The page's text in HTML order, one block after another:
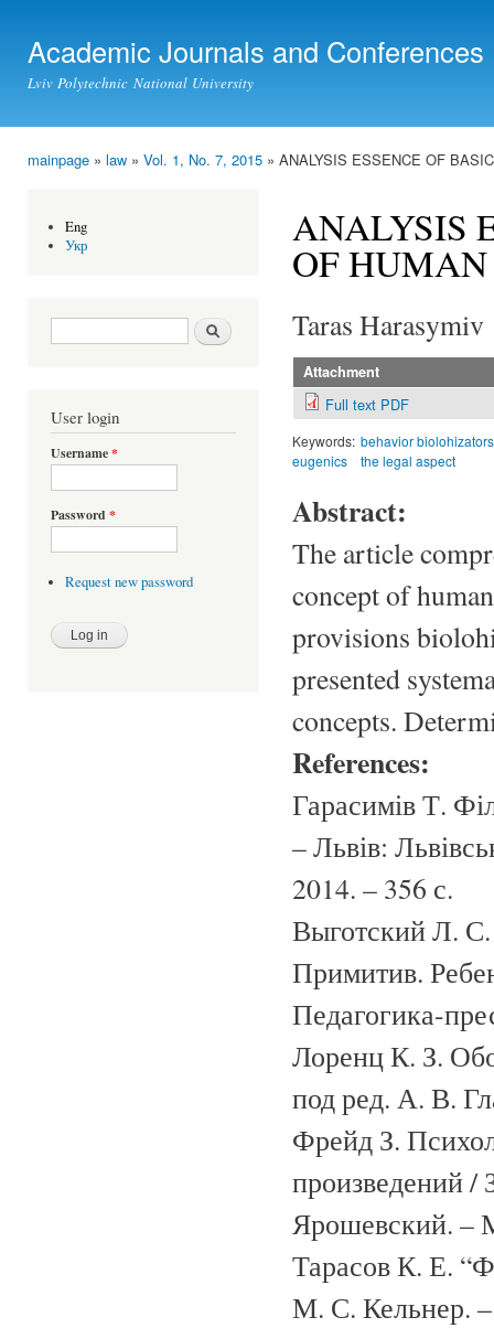
Academic Journals and Conferences
Lviv Polytechnic National University
mainpage » law » Vol. 1, No. 7, 2015 » ANALYSIS ESSENCE OF
Eng
Укр
Search form Search
User login
Username*
Password *
Request new password
ANALYSIS
OF HUMAN
Taras Harasymiv
Attachment
Full text PDF
Keywords: behavior
eugenics
the legal aspect
Abstract:
The article
concept of
provisions
presented
concepts.
References:
Гарасимів Т.
– Львів:
2014. – 356 с.
Выготский Л.
Примитив.
Педагогика-
Лоренц К. З.
под ред. А. В.
Фрейд З.
произведений /
Ярошевский. –
Тарасов К. Е.
М. С. Кельнер.